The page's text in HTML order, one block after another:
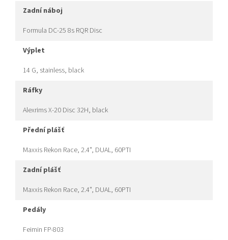
zadní náboj
Formula DC-25 8s RQR Disc
výplet
14 G, stainless, black
ráfky
Alexrims X-20 Disc 32H, black
přední plášť
Maxxis Rekon Race, 2.4", DUAL, 60PTI
zadní plášť
Maxxis Rekon Race, 2.4", DUAL, 60PTI
pedály
Feimin FP-803